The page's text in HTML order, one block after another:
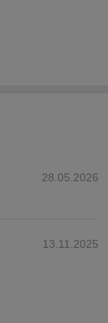
28.05.2026
13.11.2025